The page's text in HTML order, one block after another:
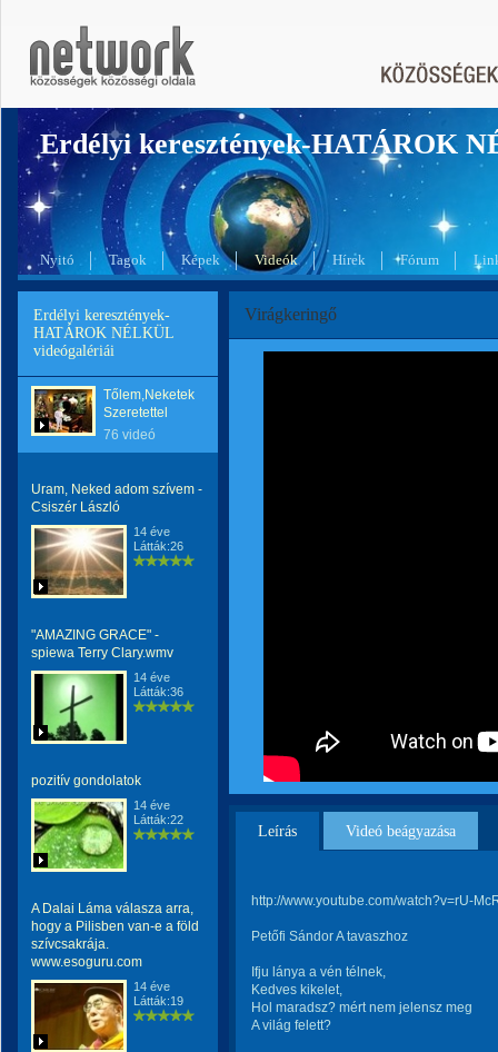
Erdélyi keresztények-HATÁROK
Nyitó Tagok Képek Videók Hírek Fórum
Erdélyi keresztények-
HATÁROK NÉLKÜL
videógalériái
Tőlem,Neketek
Szeretettel
76 videó
Uram, Neked adom szívem -
Csiszér László
14 éve
Látták:26
"AMAZING GRACE" -
spiewa Terry Clary.wmv
14 éve
Látták:36
pozitív gondolatok
14 éve
Látták:22
A Dalai Láma válasza arra,
hogy a Pilisben van-e a föld
szívcsakrája.
www.esoguru.com
14 éve
Látták:19
Virágkeringő
Leírás Videó beágyazása
http://www.youtube.com/watch?v=rU-
Petőfi Sándor A tavaszhoz
Ifju lánya a vén télnek,
Kedves kikelet,
Hol maradsz? mért nem jelensz meg
A világ felett?